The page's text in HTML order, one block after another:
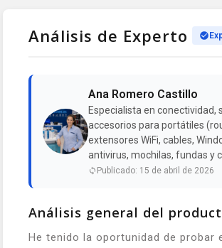
Análisis de Experto
Ana Romero Castillo
Especialista en conectividad,
accesorios para portátiles
extensores WiFi, cables,
antivirus, mochilas, fundas y
Publicado: 15 de abril de 2026
Análisis general del
He tenido la oportunidad de probar